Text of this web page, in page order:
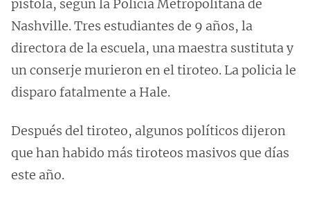
pistola, según la Policía Metropolitana de
Nashville. Tres estudiantes de 9 años, la
directora de la escuela, una maestra sustituta y
un conserje murieron en el tiroteo. La policia le
disparo fatalmente a Hale.
Después del tiroteo, algunos políticos dijeron
que han habido más tiroteos masivos que días
este año.